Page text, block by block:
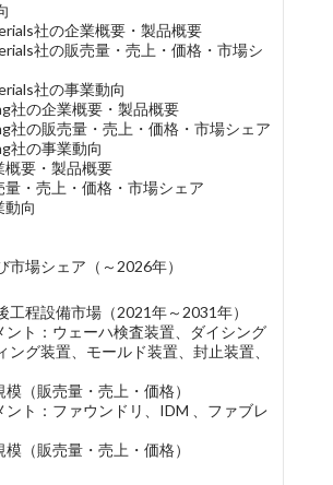
社の企業概要・製品概要
社の販売量・売上・価格・市場シ
社の事業動向
社の企業概要・製品概要
社の販売量・売上・価格・市場シェア
社の事業動向
概要・製品概要
量・売上・価格・市場シェア
動向
市場シェア（～2026年）
工程設備市場（2021年～2031年）
ント：ウェーハ検査装置、ダイシング
ング装置、モールド装置、封止装置、
（販売量・売上・価格）
ント：ファウンドリ、IDM 、ファブレ
（販売量・売上・価格）